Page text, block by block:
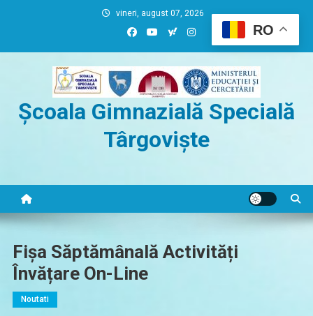
vineri, august 07, 2026
Școala Gimnazială Specială
Târgoviște
Fișa Săptămânală Activități
Învățare On-Line
Noutati
RO